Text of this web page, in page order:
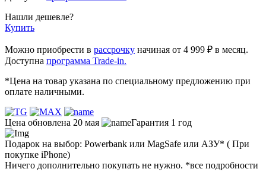
Нашли дешевле?
Купить
Можно приобрести в рассрочку начиная от 4 999 ₽ в месяц.
Доступна программа Trade-in.
*Цена на товар указана по специальному предложению при
оплате наличными.
Цена обновлена 20 мая Гарантия 1 год
Подарок на выбор: Powerbank или MagSafe или AЗУ* ( При
покупке iPhone)
Ничего дополнительно покупать не нужно. *все подробности